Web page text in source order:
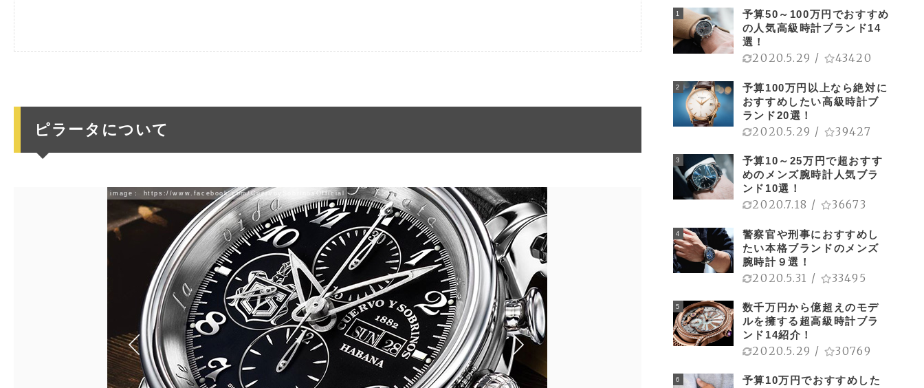
ピラータについて
image： https://www.facebook.com/CuervoySobrinosOfficial https://www.facebook.com/CuervoySobrinosOfficial
1
予算50～100万円でおすすめ
の人気高級時計ブランド14
選！
2020.5.29 / 43420
2
予算100万円以上なら絶対に
おすすめしたい高級時計ブ
ランド20選！
2020.5.29 / 39427
3
予算10～25万円で超おすす
めのメンズ腕時計人気ブラ
ンド10選！
2020.7.18 / 36673
4
警察官や刑事におすすめし
たい本格ブランドのメンズ
腕時計９選！
2020.5.31 / 33495
5
数千万円から億超えのモデ
ルを擁する超高級時計ブラ
ンド14紹介！
2020.5.29 / 30769
6
予算10万円でおすすめした